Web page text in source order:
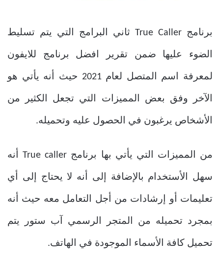
برنامج True Caller ثاني البرامج التي يتم تسليط
الضوء عليها ضمن تقرير افضل برنامج للايفون
لمعرفة اسم المتصل لعام 2021 حيث أنه يأتي هو
الآخر وفق بعض المميزات التي تجعل الكثير من
الأشخاص يرغبون في الحصول عليه وتحميله.
من المميزات التي يأتي بها برنامج True caller أنه
سهل الأستخدام بالإضافة إلى أنه لا يحتاج إلى أي
تعليمات أو إرشادات من أجل التعامل معه حيث أنه
بمجرد تحميله من المتجر الرسمي آب ستور يتم
تحميل كافة الأسماء الموجودة في الهاتف.